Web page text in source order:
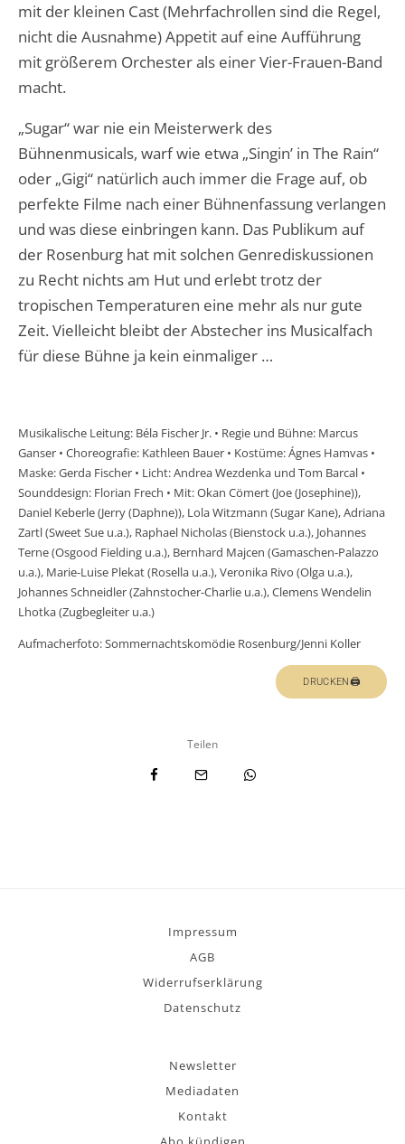
mit der kleinen Cast (Mehrfachrollen sind die Regel,
nicht die Ausnahme) Appetit auf eine Aufführung
mit größerem Orchester als einer Vier-Frauen-Band
macht.
„Sugar“ war nie ein Meisterwerk des
Bühnenmusicals, warf wie etwa „Singin’ in The Rain“
oder „Gigi“ natürlich auch immer die Frage auf, ob
perfekte Filme nach einer Bühnenfassung verlangen
und was diese einbringen kann. Das Publikum auf
der Rosenburg hat mit solchen Genrediskussionen
zu Recht nichts am Hut und erlebt trotz der
tropischen Temperaturen eine mehr als nur gute
Zeit. Vielleicht bleibt der Abstecher ins Musicalfach
für diese Bühne ja kein einmaliger …
Musikalische Leitung: Béla Fischer Jr. • Regie und Bühne: Marcus
Ganser • Choreografie: Kathleen Bauer • Kostüme: Ágnes Hamvas •
Maske: Gerda Fischer • Licht: Andrea Wezdenka und Tom Barcal •
Sounddesign: Florian Frech • Mit: Okan Cömert (Joe (Josephine)),
Daniel Keberle (Jerry (Daphne)), Lola Witzmann (Sugar Kane), Adriana
Zartl (Sweet Sue u.a.), Raphael Nicholas (Bienstock u.a.), Johannes
Terne (Osgood Fielding u.a.), Bernhard Majcen (Gamaschen-Palazzo
u.a.), Marie-Luise Plekat (Rosella u.a.), Veronika Rivo (Olga u.a.),
Johannes Schneidler (Zahnstocher-Charlie u.a.), Clemens Wendelin
Lhotka (Zugbegleiter u.a.)
Aufmacherfoto: Sommernachtskomödie Rosenburg/Jenni Koller
DRUCKEN🖨
Teilen
Impressum
AGB
Widerrufserklärung
Datenschutz
Newsletter
Mediadaten
Kontakt